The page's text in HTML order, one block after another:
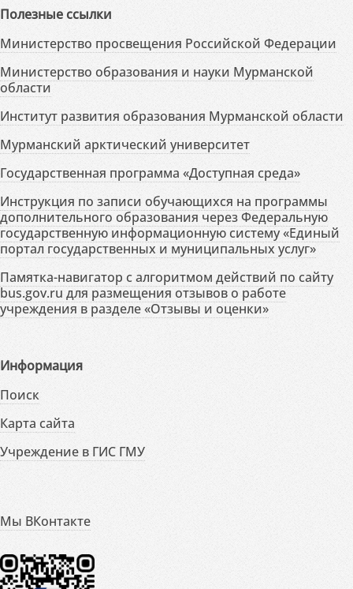
Полезные ссылки
Министерство просвещения Российской Федерации
Министерство образования и науки Мурманской
области
Институт развития образования Мурманской области
Мурманский арктический университет
Государственная программа «Доступная среда»
Инструкция по записи обучающихся на программы
дополнительного образования через Федеральную
государственную информационную систему «Единый
портал государственных и муниципальных услуг»
Памятка-навигатор с алгоритмом действий по сайту
bus.gov.ru для размещения отзывов о работе
учреждения в разделе «Отзывы и оценки»
Информация
Поиск
Карта сайта
Учреждение в ГИС ГМУ
Мы ВКонтакте